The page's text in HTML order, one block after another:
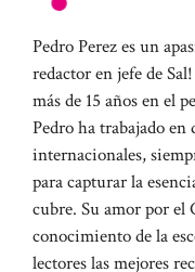
Pedro Perez es un
redactor en jefe de
más de 15 años en el
Pedro ha trabajado en
internacionales,
para capturar la
cubre. Su amor por
conocimiento de la
lectores las mejores